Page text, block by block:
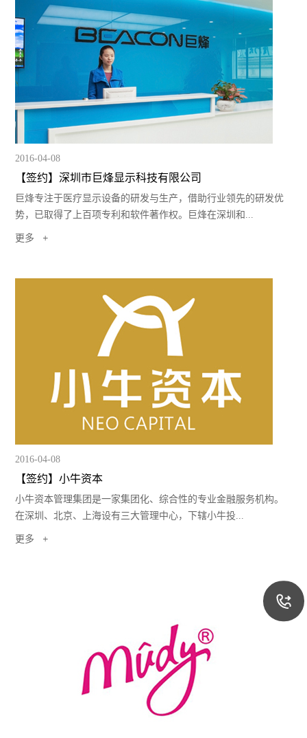
2016-04-08
【签约】深圳市巨烽显示科技有限公司
巨烽专注于医疗显示设备的研发与生产，借助行业领先的研发优
势，已取得了上百项专利和软件著作权。巨烽在深圳和...
更多
2016-04-08
【签约】小牛资本
小牛资本管理集团是一家集团化、综合性的专业金融服务机构。
在深圳、北京、上海设有三大管理中心，下辖小牛投...
更多